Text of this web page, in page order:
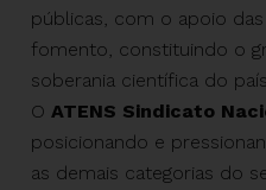
públicas, com o apoio
fomento, constituindo o
soberania científica do país.
O ATENS Sindicato
posicionando e
as demais categorias do